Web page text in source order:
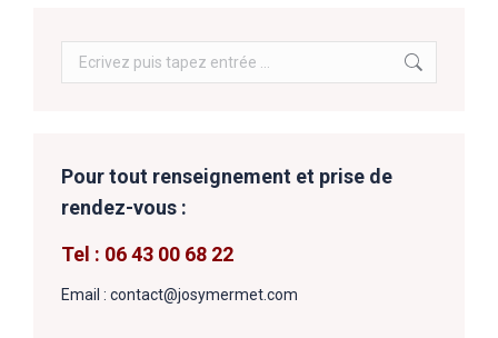
Search:
Pour tout renseignement et prise de
rendez-vous :
Tel : 06 43 00 68 22
Email : contact@josymermet.com